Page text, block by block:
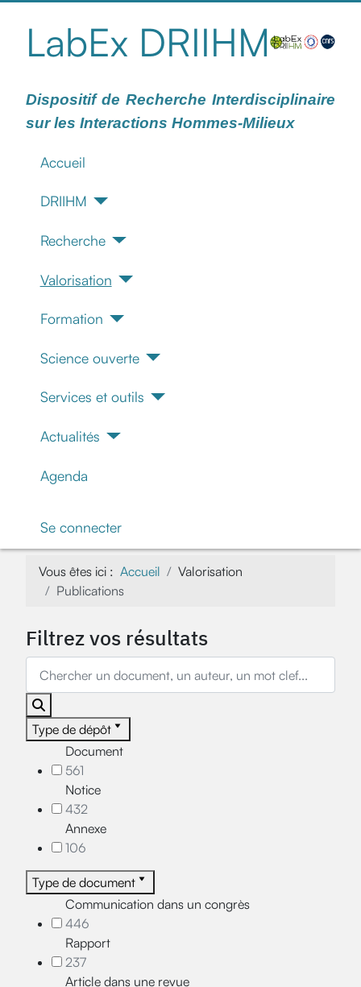
LabEx DRIIHM
Dispositif de Recherche Interdisciplinaire
sur les Interactions Hommes-Milieux
Accueil
DRIIHM
Recherche
Valorisation
Formation
Science ouverte
Services et outils
Actualités
Agenda
Se connecter
Vous êtes ici : Accueil
Valorisation
Publications
Filtrez vos résultats
Type de dépôt
Document
561
Notice
432
Annexe
106
Type de document
Communication dans un congrès
446
Rapport
237
Article dans une revue